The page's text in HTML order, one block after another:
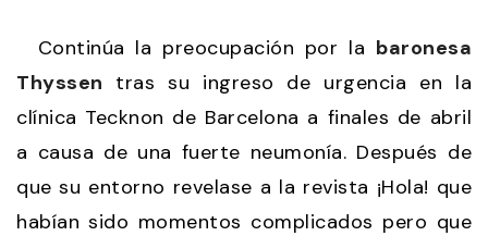
Continúa la preocupación por la baronesa
Thyssen tras su ingreso de urgencia en la
clínica Tecknon de Barcelona a finales de abril
a causa de una fuerte neumonía. Después de
que su entorno revelase a la revista ¡Hola! que
habían sido momentos complicados pero que